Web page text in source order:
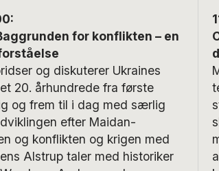
for konflikten – en
og diskuterer Ukraines
20. århundrede fra første
og frem til i dag med særlig
efter Maidan-
og konflikten og krigen med
Alstrup taler med historiker